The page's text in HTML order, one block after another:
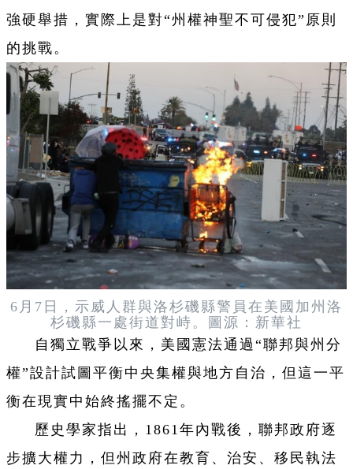
強硬舉措，實際上是對“州權神聖不可侵犯”原則
的挑戰。
6月7日，示威人群與洛杉磯縣警員在美國加州洛
杉磯縣一處街道對峙。圖源：新華社
自獨立戰爭以來，美國憲法通過“聯邦與州分
權”設計試圖平衡中央集權與地方自治，但這一平
衡在現實中始終搖擺不定。
歷史學家指出，1861年內戰後，聯邦政府逐
步擴大權力，但州政府在教育、治安、移民執法